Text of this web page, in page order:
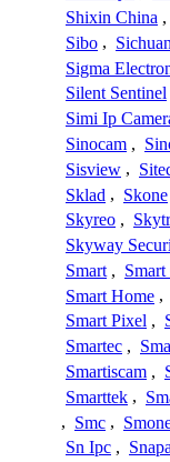
Shixin China ,
Sibo , Sichuan
Sigma
Silent Sentinel
Simi Ip
Sinocam ,
Sisview ,
Sklad , Skone
Skyreo ,
Skyway
Smart ,
Smart Home ,
Smart Pixel ,
Smartec ,
Smartiscam ,
Smarttek ,
, Smc ,
Sn Ipc ,